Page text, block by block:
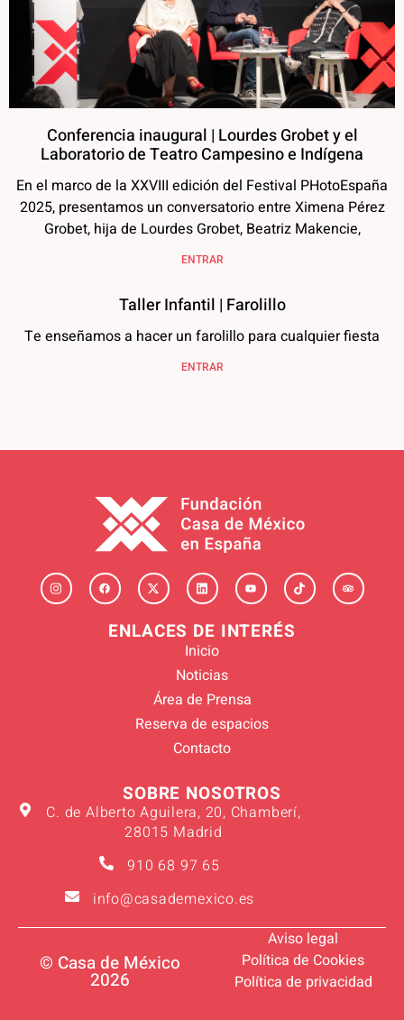
Conferencia inaugural | Lourdes Grobet y el
Laboratorio de Teatro Campesino e Indígena
En el marco de la XXVIII edición del Festival PHotoEspaña
2025, presentamos un conversatorio entre Ximena Pérez
Grobet, hija de Lourdes Grobet, Beatriz Makencie,
ENTRAR
Taller Infantil | Farolillo
Te enseñamos a hacer un farolillo para cualquier fiesta
ENTRAR
ENLACES DE INTERÉS
Inicio
Noticias
Área de Prensa
Reserva de espacios
Contacto
SOBRE NOSOTROS
C. de Alberto Aguilera, 20, Chamberí,
28015 Madrid
910 68 97 65
info@casademexico.es
© Casa de México
2026
Aviso legal
Política de Cookies
Política de privacidad